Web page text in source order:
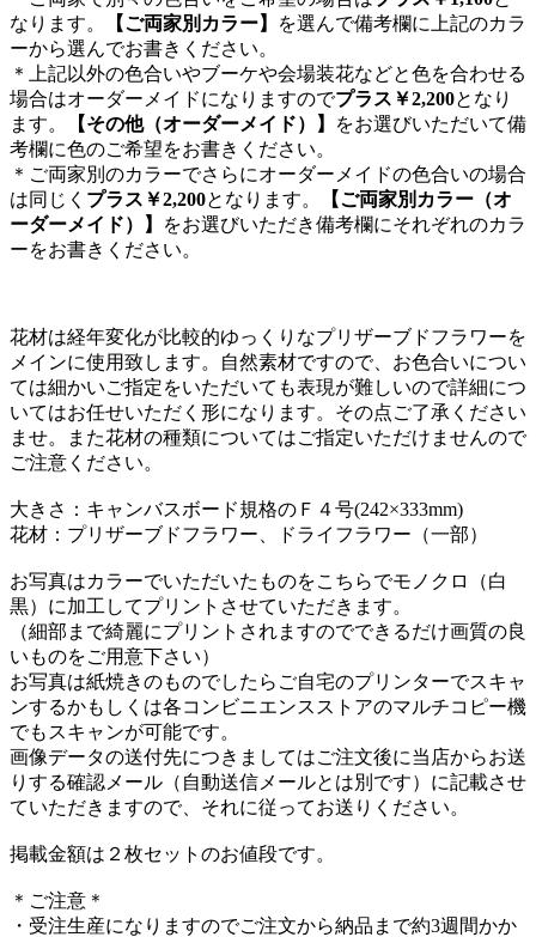
なります。
【ご両家別カラー】
を選んで備考欄に上記のカラ
ーから選んでお書きください。
＊上記以外の色合いやブーケや会場装花などと色を合わせる
場合はオーダーメイドになりますのでプラス￥2,200となり
ます。
【その他（オーダーメイド）】
をお選びいただいて備
考欄に色のご希望をお書きください。
＊ご両家別のカラーでさらにオーダーメイドの色合いの場合
は同じく プラス￥2,200となります。
【ご両家別カラー（オ
ーダーメイド）】
をお選びいただき備考欄にそれぞれのカラ
ーをお書きください。
花材は経年変化が比較的ゆっくりなプリザーブドフラワーを
メインに使用致します。自然素材ですので、お色合いについ
ては細かいご指定をいただいても表現が難しいので詳細につ
いてはお任せいただく形になります。その点ご了承ください
ませ。また花材の種類についてはご指定いただけませんので
ご注意ください。
大きさ：キャンバスボード規格のＦ４号(242×333mm)
花材：プリザーブドフラワー、ドライフラワー（一部）
お写真はカラーでいただいたものをこちらでモノクロ（白
黒）に加工してプリントさせていただきます。
（細部まで綺麗にプリントされますのでできるだけ画質の良
いものをご用意下さい）
お写真は紙焼きのものでしたらご自宅のプリンターでスキャ
ンするかもしくは各コンビニエンスストアのマルチコピー機
でもスキャンが可能です。
画像データの送付先につきましてはご注文後に当店からお送
りする確認メール（自動送信メールとは別です）に記載させ
ていただきますので、それに従ってお送りください。
掲載金額は２枚セットのお値段です。
＊ご注意＊
・受注生産になりますのでご注文から納品まで約3週間かか